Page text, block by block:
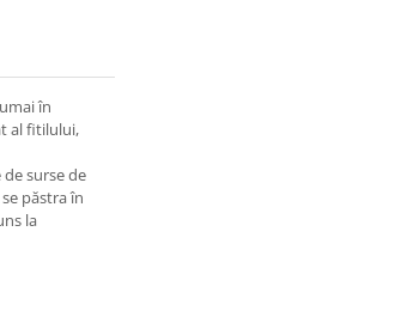
în
al fitilului,
surse de
păstra în
la